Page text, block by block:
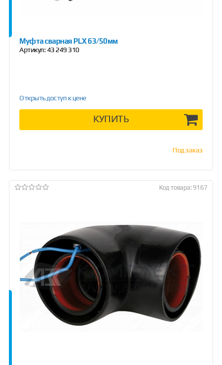
Муфта сварная PLX 63/50мм
Артикул:43 249 310
Открыть доступ к цене
КУПИТЬ
Под заказ
Код товара: 9167